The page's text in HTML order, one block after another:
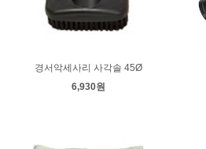
경서악세사리 사각솔 45Ø
6,930원